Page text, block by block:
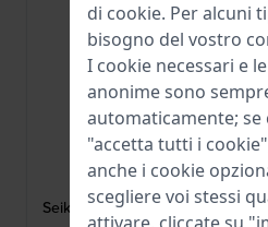
Seiko
M10D112J0
Seiko 5 22 mm Bracciale a
di cookie. Per alcuni
bisogno del vostro
I cookie necessari e
anonime sono
automaticamente; se
"accetta tutti i
anche i cookie
scegliere voi stessi